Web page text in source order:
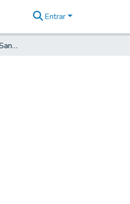
Entrar
Para o Comandante de Santos